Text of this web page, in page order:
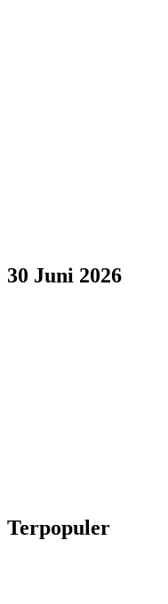
30 Juni 2026
Terpopuler